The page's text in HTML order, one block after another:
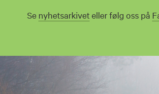
Se nyhetsarkiveteller følg oss på